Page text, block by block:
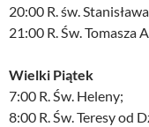
20:00 R. św.
21:00 R. Św. Tomasza
Wielki Piątek
7:00 R. Św. Heleny;
8:00 R. Św. Teresy od